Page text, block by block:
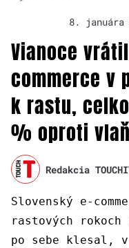
8. januára
Vianoce
commerce v
k rastu,
% oproti
Redakcia
Slovenský e-
rastových rokoch
po sebe klesal, v